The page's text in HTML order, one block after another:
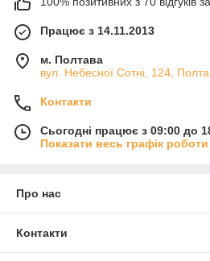
Працює з 14.11.2013
м. Полтава
вул. Небесної Сотні, 124,
Контакти
Сьогодні працює з 09:00 до
Показати весь графік роботи
Про нас
Контакти